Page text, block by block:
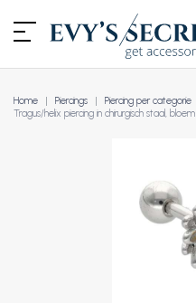
Home Piercings Piercing per categorie
Tragus/helix piercing in chirurgisch staal, bloem